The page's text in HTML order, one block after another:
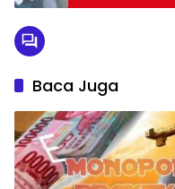
Baca Juga